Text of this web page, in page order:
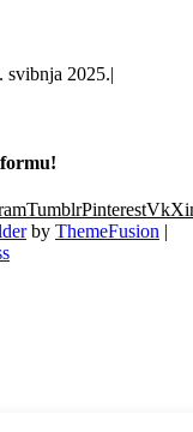
svibnja 2025.|
TumblrPinterestVk
by ThemeFusion |